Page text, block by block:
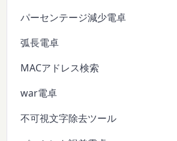
パーセンテージ減少電卓
弧長電卓
MACアドレス検索
war電卓
不可視文字除去ツール